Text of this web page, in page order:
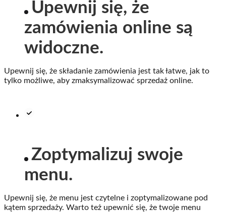
Upewnij się, że
zamówienia online są
widoczne.
Upewnij się, że składanie zamówienia jest tak łatwe, jak to
tylko możliwe, aby zmaksymalizować sprzedaż online.
Zoptymalizuj swoje
menu.
Upewnij się, że menu jest czytelne i zoptymalizowane pod
kątem sprzedaży. Warto też upewnić się, że twoje menu